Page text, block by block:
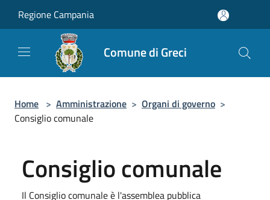
Regione Campania
Comune di Greci
Home > Amministrazione > Organi di governo >
Consiglio comunale
Consiglio comunale
Il Consiglio comunale è l'assemblea pubblica